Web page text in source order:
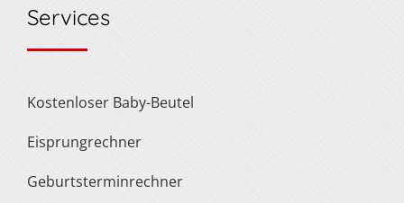
Services
Kostenloser Baby-Beutel
Eisprungrechner
Geburtsterminrechner